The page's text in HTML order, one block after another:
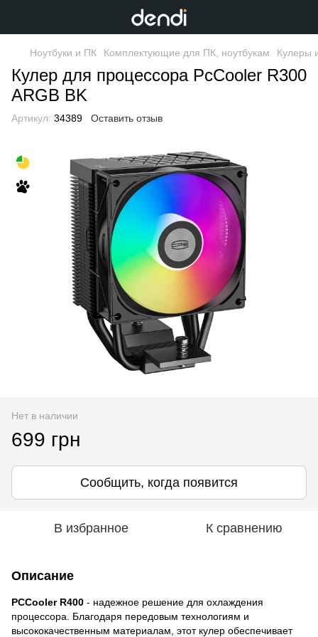
Ноутбуки и ПК Комплектующие для ПК, ноутбукам Кулеры
Кулер для процессора PcCooler R300
ARGB BK
Артикул: 34389 Оставить отзыв
Нет в наличии
699 грн
Сообщить, когда появится
В избранное К сравнению
Описание
PCCooler R400 - надежное решение для охлаждения
процессора. Благодаря передовым технологиям и
высококачественным материалам, этот кулер обеспечивает